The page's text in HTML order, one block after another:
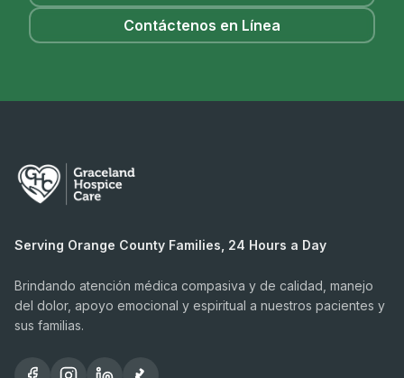
Contáctenos en Línea
Serving Orange County Families, 24 Hours a Day
Brindando atención médica compasiva y de calidad, manejo
del dolor, apoyo emocional y espiritual a nuestros pacientes y
sus familias.